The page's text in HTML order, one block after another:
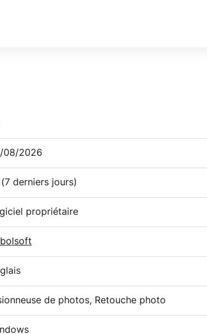
08/2026
(7 derniers jours)
propriétaire
de photos, Retouche photo